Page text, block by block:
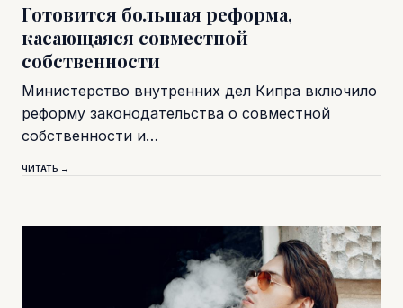
Готовится большая реформа,
касающаяся совместной
собственности
Министерство внутренних дел Кипра включило
реформу законодательства о совместной
собственности и…
ЧИТАТЬ →